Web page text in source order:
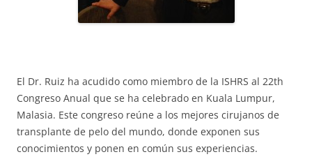
El Dr. Ruiz ha acudido como miembro de la ISHRS al 22th
Congreso Anual que se ha celebrado en Kuala Lumpur,
Malasia. Este congreso reúne a los mejores cirujanos de
transplante de pelo del mundo, donde exponen sus
conocimientos y ponen en común sus experiencias.